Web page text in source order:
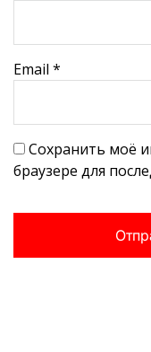
Email *
Сохранить моё
браузере для